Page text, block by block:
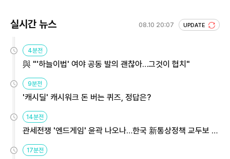
실시간 뉴스 08.10 20:07 UPDATE
4분전
與 "'하늘이법' 여야 공동 발의 괜찮아…그것이 협치"
9분전
'캐시딜' 캐시워크 돈 버는 퀴즈, 정답은?
14분전
관세전쟁 '엔드게임' 윤곽 나오나…한국 新통상정책 교두보 활
용해야
17분전